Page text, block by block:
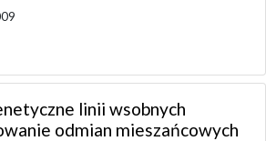
linii wsobnych
odmian mieszańcowych